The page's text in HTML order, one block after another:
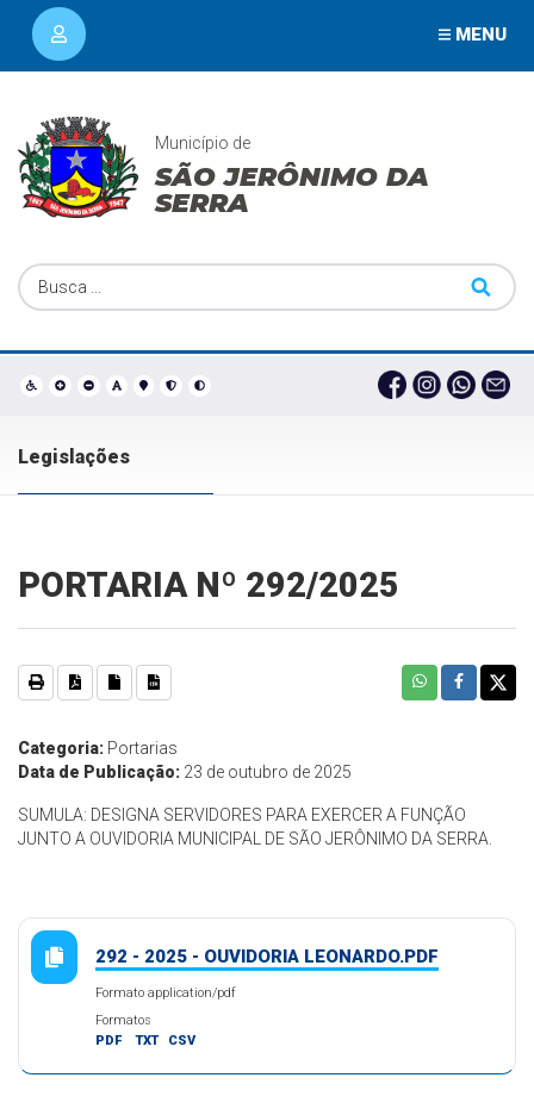
MENU
Município de
SÃO JERÔNIMO DA
SERRA
Legislações
PORTARIA Nº 292/2025
Categoria: Portarias
Data de Publicação: 23 de outubro de 2025
SUMULA: DESIGNA SERVIDORES PARA EXERCER A FUNÇÃO
JUNTO A OUVIDORIA MUNICIPAL DE SÃO JERÔNIMO DA SERRA.
292 - 2025 - OUVIDORIA LEONARDO.PDF
Formato application/pdf
Formatos
PDF
TXT CSV